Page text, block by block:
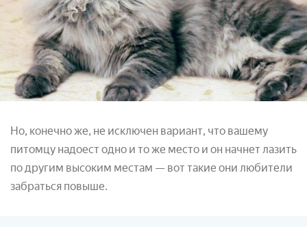
Но, конечно же, не исключен вариант, что вашему
питомцу надоест одно и то же место и он начнет лазить
по другим высоким местам — вот такие они любители
забраться повыше.